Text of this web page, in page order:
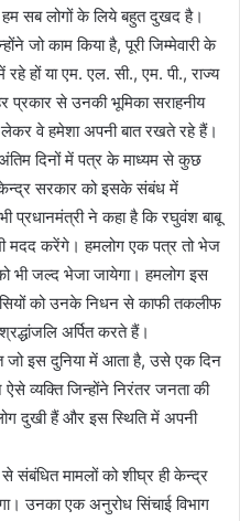
सब लोगों के लिये बहुत दुखद है।
जो काम किया है, पूरी जिम्मेवारी के
हों या एम. एल. सी., एम. पी., राज्य
प्रकार से उनकी भूमिका सराहनीय
लेकर वे हमेशा अपनी बात रखते रहे हैं।
दिनों में पत्र के माध्यम से कुछ
सरकार को इसके संबंध में
प्रधानमंत्री ने कहा है कि रघुवंश बाबू
मदद करेंगे। हमलोग एक पत्र तो भेज
भी जल्द भेजा जायेगा। हमलोग इस
को उनके निधन से काफी तकलीफ
अर्पित करते हैं।
जो इस दुनिया में आता है, उसे एक दिन
व्यक्ति जिन्होंने निरंतर जनता की
दुखी हैं और इस स्थिति में अपनी
मामलों को शीघ्र ही केन्द्र
उनका एक अनुरोध सिंचाई विभाग